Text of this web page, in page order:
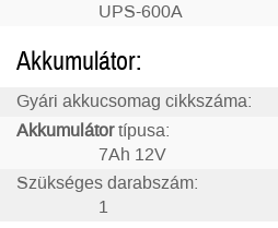
UPS-600A
Akkumulátor:
Gyári akkucsomag cikkszáma:
Akkumulátortípusa:
7Ah 12V
Szükséges darabszám:
1